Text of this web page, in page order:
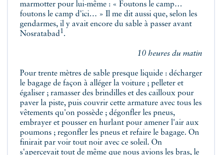
marmotter pour lui-même : « Foutons le camp…
foutons le camp d'ici… » Il me dit aussi que, selon les
gendarmes, il y avait encore du sable à passer avant
Nosratabad1.
10 heures du matin
Pour trente mètres de sable presque liquide : décharger
le bagage de façon à alléger la voiture ; pelleter et
égaliser ; ramasser des brindilles et des cailloux pour
paver la piste, puis couvrir cette armature avec tous les
vêtements qu'on possède ; dégonfler les pneus,
embrayer et pousser en hurlant pour amener l'air aux
poumons ; regonfler les pneus et refaire le bagage. On
finirait par voir tout noir avec ce soleil. On
s'apercevait tout de même que nous avions les bras, le